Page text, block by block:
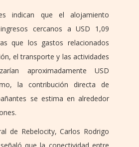
indican que el alojamiento
cercanos a USD 1,09
que los gastos relacionados
el transporte y las actividades
aproximadamente USD
la contribución directa de
se estima en alrededor
de Rebelocity, Carlos Rodrigo